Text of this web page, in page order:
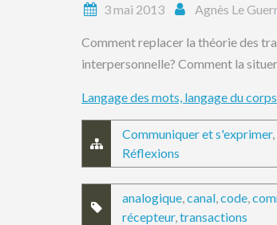
3 mai 2013 Agnès Le
Comment replacer la théorie des
interpersonnelle? Comment la
Langage des mots, langage du corps
Communiquer et s'exprimer,
Réflexions
analogique,canal,code,
récepteur,transactions